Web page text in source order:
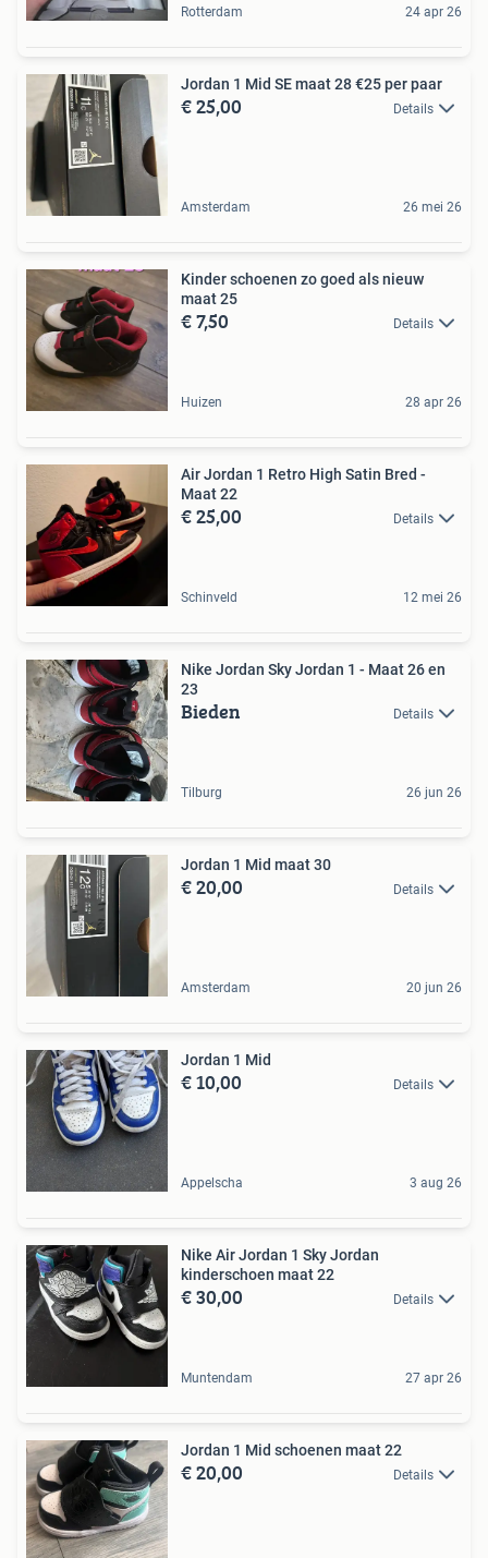
Rotterdam 24 apr 26
Jordan 1 Mid SE maat 28 €25 per paar
€ 25,00 Details
Amsterdam 26 mei 26
Kinder schoenen zo goed als nieuw
maat 25
€ 7,50 Details
Huizen 28 apr 26
Air Jordan 1 Retro High Satin Bred -
Maat 22
€ 25,00 Details
Schinveld 12 mei 26
Nike Jordan Sky Jordan 1 - Maat 26 en
23
Bieden Details
Tilburg 26 jun 26
Jordan 1 Mid maat 30
€ 20,00 Details
Amsterdam 20 jun 26
Jordan 1 Mid
€ 10,00 Details
Appelscha 3 aug 26
Nike Air Jordan 1 Sky Jordan
kinderschoen maat 22
€ 30,00 Details
Muntendam 27 apr 26
Jordan 1 Mid schoenen maat 22
€ 20,00 Details